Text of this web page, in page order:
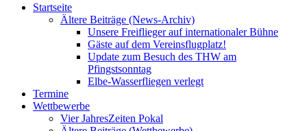
Startseite
Ältere Beiträge (News-Archiv)
Unsere Freiflieger auf internationaler Bühne
Gäste auf dem Vereinsflugplatz!
Update zum Besuch des THW am
Pfingstsonntag
Elbe-Wasserfliegen verlegt
Termine
Wettbewerbe
Vier JahresZeiten Pokal